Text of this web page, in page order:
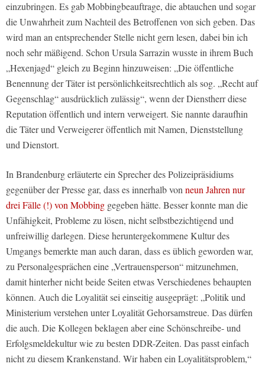
einzubringen. Es gab Mobbingbeauftrage, die abtauchen und sogar
die Unwahrheit zum Nachteil des Betroffenen von sich geben. Das
wird man an entsprechender Stelle nicht gern lesen, dabei bin ich
noch sehr mäßigend. Schon Ursula Sarrazin wusste in ihrem Buch
„Hexenjagd“ gleich zu Beginn hinzuweisen: „Die öffentliche
Benennung der Täter ist persönlichkeitsrechtlich als sog. „Recht auf
Gegenschlag“ ausdrücklich zulässig“, wenn der Dienstherr diese
Reputation öffentlich und intern verweigert. Sie nannte daraufhin
die Täter und Verweigerer öffentlich mit Namen, Dienststellung
und Dienstort.
In Brandenburg erläuterte ein Sprecher des Polizeipräsidiums
gegenüber der Presse gar, dass es innerhalb vonneun Jahren nur
drei Fälle (!) von Mobbing gegeben hätte. Besser konnte man die
Unfähigkeit, Probleme zu lösen, nicht selbstbezichtigend und
unfreiwillig darlegen. Diese heruntergekommene Kultur des
Umgangs bemerkte man auch daran, dass es üblich geworden war,
zu Personalgesprächen eine „Vertrauensperson“ mitzunehmen,
damit hinterher nicht beide Seiten etwas Verschiedenes behaupten
können. Auch die Loyalität sei einseitig ausgeprägt: „Politik und
Ministerium verstehen unter Loyalität Gehorsamstreue. Das dürfen
die auch. Die Kollegen beklagen aber eine Schönschreibe- und
Erfolgsmeldekultur wie zu besten DDR-Zeiten. Das passt einfach
nicht zu diesem Krankenstand. Wir haben ein Loyalitätsproblem,“